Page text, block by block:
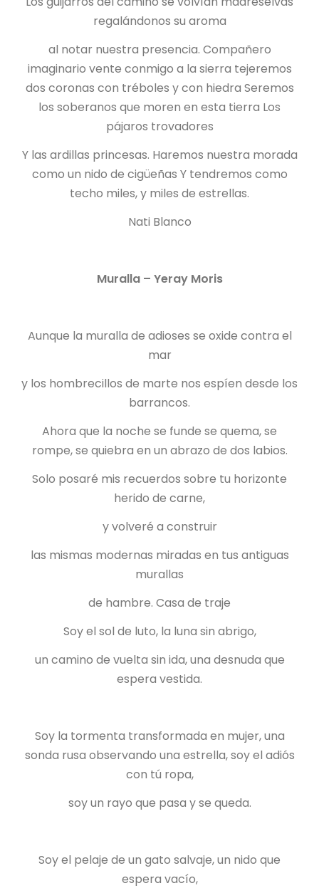
regalándonos su aroma
al notar nuestra presencia. Compañero
imaginario vente conmigo a la sierra tejeremos
dos coronas con tréboles y con hiedra Seremos
los soberanos que moren en esta tierra Los
pájaros trovadores
Y las ardillas princesas. Haremos nuestra morada
como un nido de cigüeñas Y tendremos como
techo miles, y miles de estrellas.
Nati Blanco
Muralla – Yeray Moris
Aunque la muralla de adioses se oxide contra el
mar
y los hombrecillos de marte nos espíen desde los
barrancos.
Ahora que la noche se funde se quema, se
rompe, se quiebra en un abrazo de dos labios.
Solo posaré mis recuerdos sobre tu horizonte
herido de carne,
y volveré a construir
las mismas modernas miradas en tus antiguas
murallas
de hambre. Casa de traje
Soy el sol de luto, la luna sin abrigo,
un camino de vuelta sin ida, una desnuda que
espera vestida.
Soy la tormenta transformada en mujer, una
sonda rusa observando una estrella, soy el adiós
con tú ropa,
soy un rayo que pasa y se queda.
Soy el pelaje de un gato salvaje, un nido que
espera vacío,